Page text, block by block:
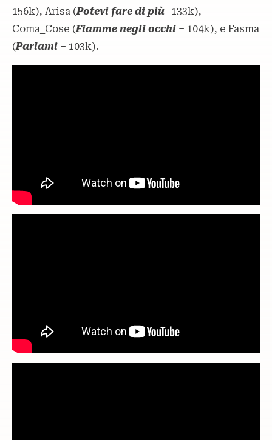
156k), Arisa (Potevi fare di più -133k),
Coma_Cose (Fiamme negli occhi – 104k), e Fasma
(Parlami – 103k).